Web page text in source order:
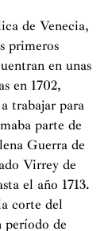
de Venecia,
primeros
en unas
en 1702,
trabajar para
parte de
Guerra de
Virrey de
el año 1713.
corte del
período de